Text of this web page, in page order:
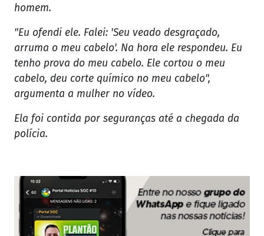
homem.
"Eu ofendi ele. Falei: 'Seu veado desgraçado,
arruma o meu cabelo'. Na hora ele respondeu. Eu
tenho prova do meu cabelo. Ele cortou o meu
cabelo, deu corte químico no meu cabelo",
argumenta a mulher no vídeo.
Ela foi contida por seguranças até a chegada da
polícia.